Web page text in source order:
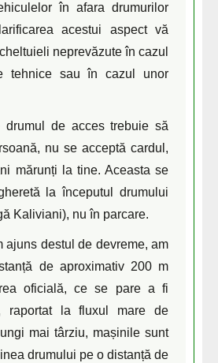
în afara drumurilor
acestui aspect vă
neprevăzute în cazul
tehnice sau în cazul unor
drumul de acces trebuie să
nu se acceptă cardul,
mărunți la tine. Aceasta se
la începutul drumului
Kaliviani), nu în parcare.
ajuns destul de devreme, am
de aproximativ 200 m
oficială, ce se pare a fi
raportat la fluxul mare de
mai târziu, mașinile sunt
drumului pe o distanță de